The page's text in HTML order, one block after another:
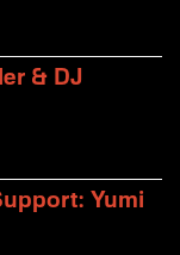
& DJ
Yumi